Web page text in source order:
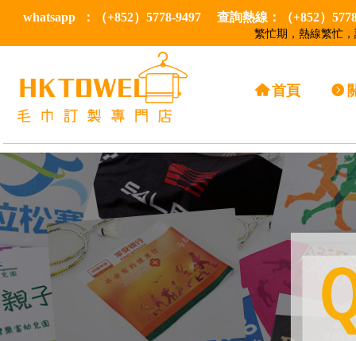
whatsapp ：（+852）5778-9497 查詢熱線：（+852）
繁忙期，熱線繁忙
낀首頁 뀹